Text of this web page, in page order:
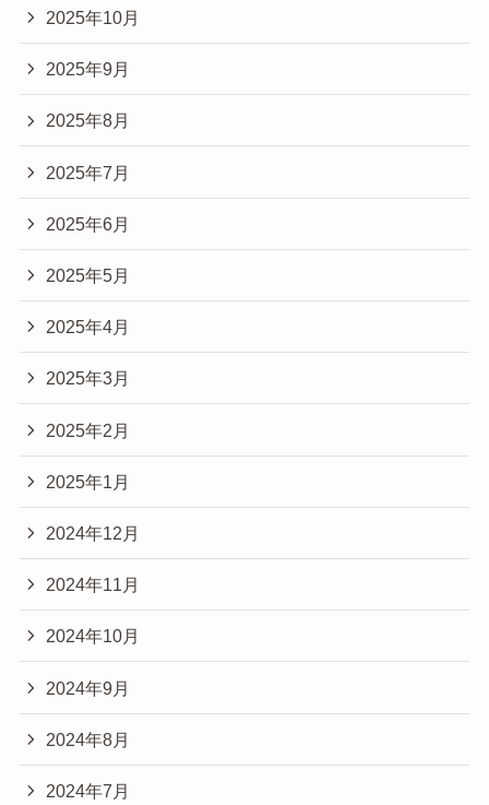
2025年10月
2025年9月
2025年8月
2025年7月
2025年6月
2025年5月
2025年4月
2025年3月
2025年2月
2025年1月
2024年12月
2024年11月
2024年10月
2024年9月
2024年8月
2024年7月